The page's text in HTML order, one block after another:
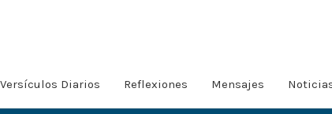
Versículos Diarios Reflexiones Mensajes